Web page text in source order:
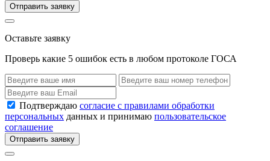
Отправить заявку
Оставьте заявку
Проверь какие 5 ошибок есть в любом протоколе ГОСА
Подтверждаю согласие с правилами обработки
персональных данных и принимаю пользовательское
соглашение
Отправить заявку